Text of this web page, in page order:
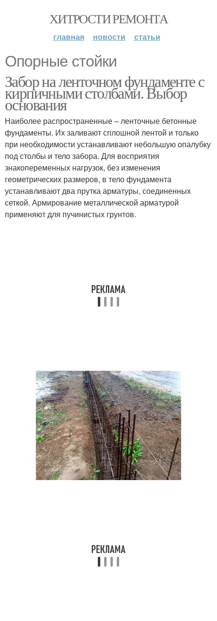
ХИТРОСТИ РЕМОНТА
главная новости статьи
Опорные стойки
Забор на ленточном фундаменте с
кирпичными столбами. Выбор
основания
Наиболее распространенные – ленточные бетонные
фундаменты. Их заливают сплошной лентой и только
при необходимости устанавливают небольшую опалубку
под столбы и тело забора. Для восприятия
знакопеременных нагрузок, без изменения
геометрических размеров, в тело фундамента
устанавливают два прутка арматуры, соединенных
сеткой. Армирование металлической арматурой
применяют для пучинистых грунтов.